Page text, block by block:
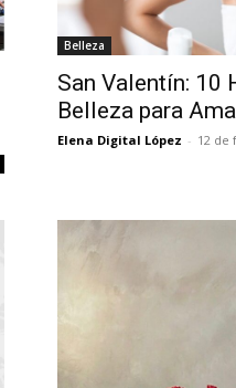
Belleza
San Valentín: 10
Belleza para
Elena Digital López - 12 de